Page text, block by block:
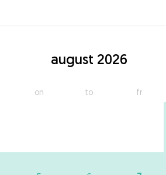
august 2026
on to fr